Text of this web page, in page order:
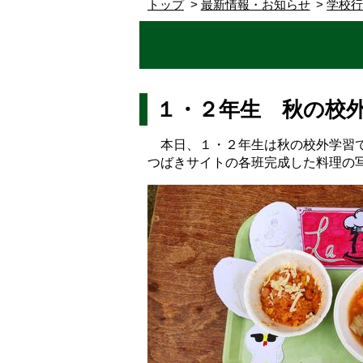
トップ 最新情報・お知らせ 学校
１・２年生 秋の校
本日、１・２年生は秋の校外学習
つばきサイトの各班完成した料理